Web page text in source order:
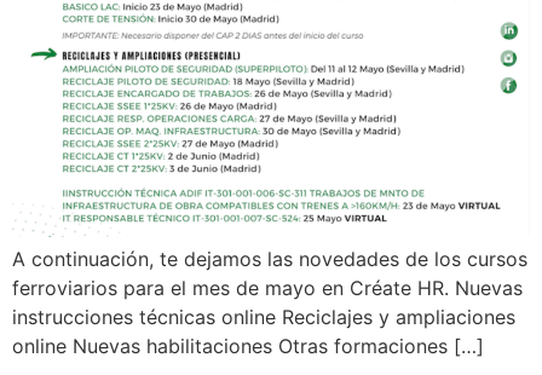
A continuación, te dejamos las novedades de los cursos
ferroviarios para el mes de mayo en Créate HR. Nuevas
instrucciones técnicas online Reciclajes y ampliaciones
online Nuevas habilitaciones Otras formaciones […]